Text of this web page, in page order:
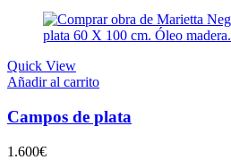
Quick View
Añadir al carrito
Campos de plata
1.600€